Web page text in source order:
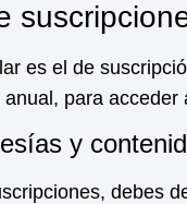
es el de
para
y
debes